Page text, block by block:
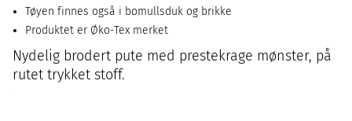
Tøyen finnes også i bomullsduk og brikke
Produktet er Øko-Tex merket
Nydelig brodert pute med prestekrage mønster, på
rutet trykket stoff.